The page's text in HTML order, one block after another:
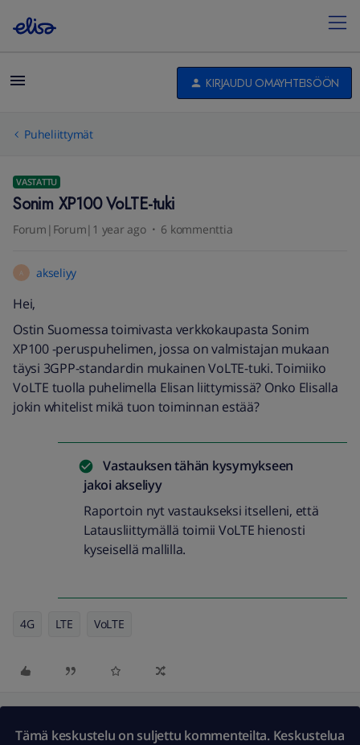
KIRJAUDU OMAYHTEISÖÖN
Puheliittymät
VASTATTU
Sonim XP100 VoLTE-tuki
Forum|Forum|1 year ago 6 kommenttia
A akseliyy
Hei,
Ostin Suomessa toimivasta verkkokaupasta Sonim
XP100 -peruspuhelimen, jossa on valmistajan mukaan
täysi 3GPP-standardin mukainen VoLTE-tuki. Toimiiko
VoLTE tuolla puhelimella Elisan liittymissä? Onko Elisalla
jokin whitelist mikä tuon toiminnan estää?
Vastauksen tähän kysymykseen
jakoi akseliyy
Raportoin nyt vastaukseksi itselleni, että
Latausliittymällä toimii VoLTE hienosti
kyseisellä mallilla.
4G LTE VoLTE
Tämä keskustelu on suljettu kommenteilta. Keskustelua